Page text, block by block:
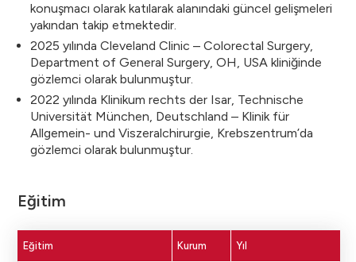
konuşmacı olarak katılarak alanındaki güncel gelişmeleri
yakından takip etmektedir.
2025 yılında Cleveland Clinic – Colorectal Surgery,
Department of General Surgery, OH, USA kliniğinde
gözlemci olarak bulunmuştur.
2022 yılında Klinikum rechts der Isar, Technische
Universität München, Deutschland – Klinik für
Allgemein- und Viszeralchirurgie, Krebszentrum’da
gözlemci olarak bulunmuştur.
Eğitim
Eğitim Kurum Yıl